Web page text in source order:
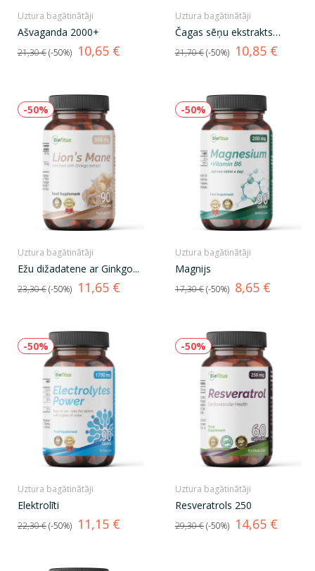
Uztura bagātinātāji
Ašvaganda 2000+
Standarta
cena
21,30 € -50% Cena
10,65 €
Uztura bagātinātāji
Čagas sēņu ekstrakts
Standarta
cena
21,70 € -50% Cena
10,85 €
-50%
Uztura bagātinātāji
Ežu dižadatene ar Ginkgo...
Standarta
cena
23,30 € -50% Cena
11,65 €
-50%
Uztura bagātinātāji
Magnijs
Standarta
cena
17,30 € -50% Cena
8,65 €
-50%
Uztura bagātinātāji
Elektrolīti
Standarta
cena
22,30 € -50% Cena
11,15 €
-50%
Uztura bagātinātāji
Resveratrols 250
Standarta
cena
29,30 € -50% Cena
14,65 €